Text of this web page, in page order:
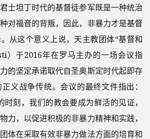
士坦丁时代的基督徒参军既是一种统治
对福音的背叛，因此，非暴力才是基督
从这个意义上说，天主教团体“基督和
）于2016年在罗马主办的一场会议指
的坚定承诺取代自圣奥斯定时代起即存
义战争传统。会议的最终文件指出：
时刻，我们的教会要成为鲜活的见证，
力，以促进积极的非暴力精神和实践，
体在采取有效非暴力做法方面的培育和